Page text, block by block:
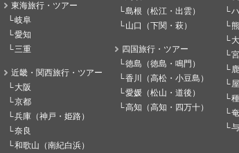
東海旅行・ツアー
岐阜
愛知
三重
近畿・関西旅行・ツアー
大阪
京都
兵庫（神戸・姫路）
奈良
和歌山（南紀白浜）
島根（松江・出雲）
山口（下関・萩）
四国旅行・ツアー
徳島（徳島・鳴門）
香川（高松・小豆島）
愛媛（松山・道後）
高知（高知・四万十）